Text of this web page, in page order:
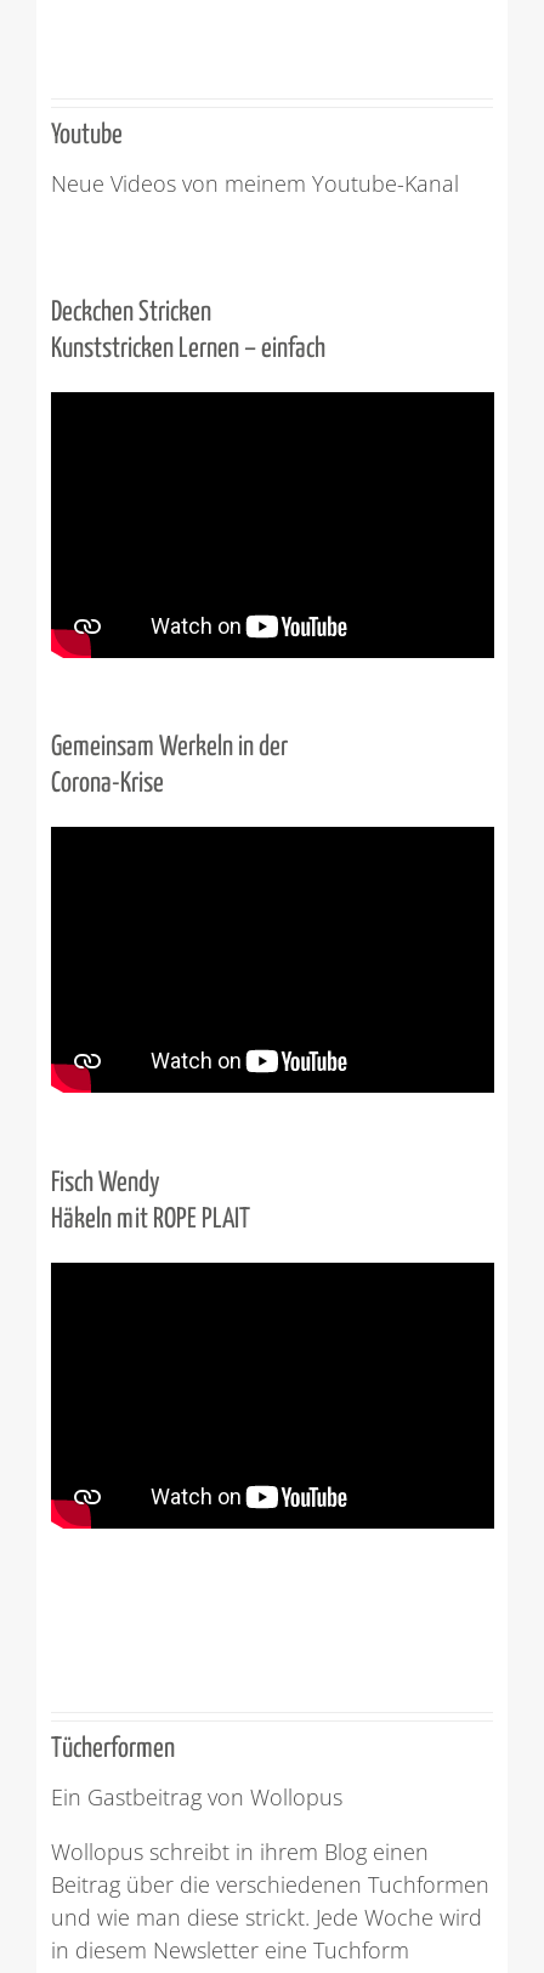
Youtube
Neue Videos von meinem Youtube-Kanal
Deckchen Stricken
Kunststricken Lernen – einfach
Gemeinsam Werkeln in der
Corona-Krise
Fisch Wendy
Häkeln mit ROPE PLAIT
Tücherformen
Ein Gastbeitrag von Wollopus
Wollopus schreibt in ihrem Blog einen
Beitrag über die verschiedenen Tuchformen
und wie man diese strickt. Jede Woche wird
in diesem Newsletter eine Tuchform